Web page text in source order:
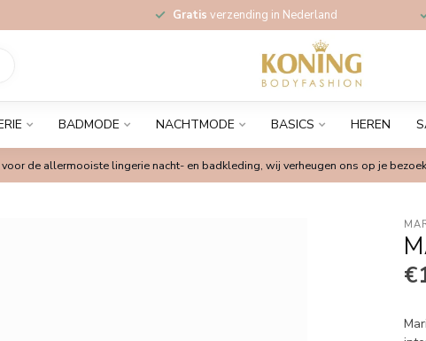
Gratis verzending in Nederland
BADMODE NACHTMODE BASICS HEREN
de allermooiste lingerie nacht- en badkleding, wij verheugen ons op je